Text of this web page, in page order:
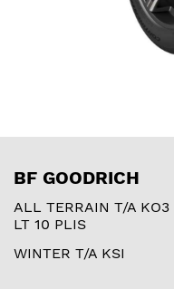
BF GOODRICH
ALL TERRAIN T/A KO3
LT 10 PLIS
WINTER T/A KSI